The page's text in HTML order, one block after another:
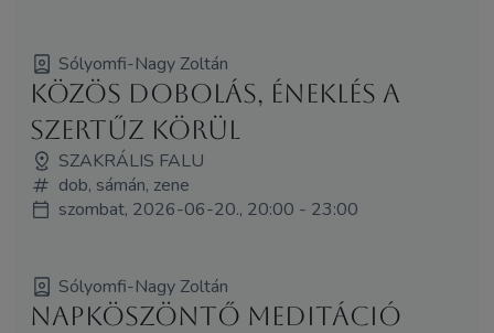
Sólyomfi-Nagy Zoltán
Közös dobolás, éneklés a
Szertűz körül
SZAKRÁLIS FALU
dob, sámán, zene
szombat, 2026-06-20., 20:00 - 23:00
Sólyomfi-Nagy Zoltán
Napköszöntő meditáció